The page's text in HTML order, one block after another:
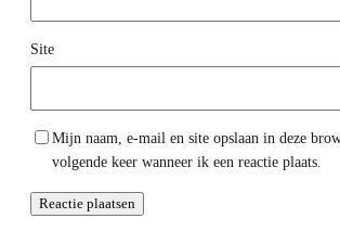
Site
Mijn naam, e-mail en site opslaan in deze
volgende keer wanneer ik een reactie plaats.